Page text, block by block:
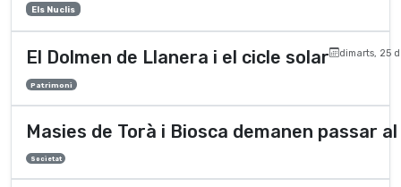
Els Nuclis
El Dolmen de Llanera i el cicle solar dimarts, 25
Patrimoni
Masies de Torà i Biosca demanen passar
Societat